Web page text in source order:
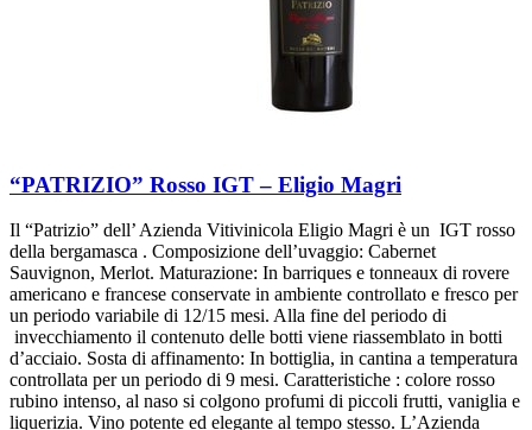
“PATRIZIO” Rosso IGT – Eligio Magri
Il “Patrizio” dell’ Azienda Vitivinicola Eligio Magri è un IGT rosso
della bergamasca . Composizione dell’uvaggio: Cabernet
Sauvignon, Merlot. Maturazione: In barriques e tonneaux di rovere
americano e francese conservate in ambiente controllato e fresco per
un periodo variabile di 12/15 mesi. Alla fine del periodo di
invecchiamento il contenuto delle botti viene riassemblato in botti
d’acciaio. Sosta di affinamento: In bottiglia, in cantina a temperatura
controllata per un periodo di 9 mesi. Caratteristiche : colore rosso
rubino intenso, al naso si colgono profumi di piccoli frutti, vaniglia e
liquerizia. Vino potente ed elegante al tempo stesso. L’Azienda